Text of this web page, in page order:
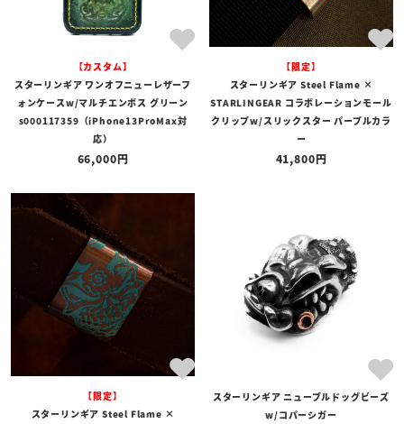
【カスタム】
スターリンギア ワンオフニューレザーフ
ォンケースw/マルチエンボス グリーン
s000117359（iPhone13ProMax対
応）
66,000
【限定】
スターリンギア Steel Flame ×
STARLINGEAR コラボレーションモール
クリップw/スリックスター パープルカラ
ー
41,800
【限定】
スターリンギア Steel Flame ×
スターリンギア ニューブルドッグビーズ
w/コパーシガー